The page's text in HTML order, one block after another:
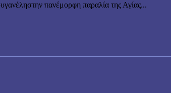
πανέμορφη παραλία της Αγίας...